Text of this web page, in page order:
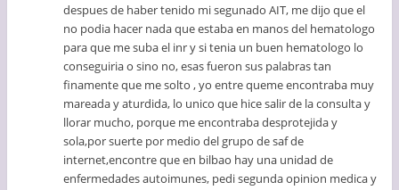
despues de haber tenido mi segunado AIT, me dijo que el
no podia hacer nada que estaba en manos del hematologo
para que me suba el inr y si tenia un buen hematologo lo
conseguiria o sino no, esas fueron sus palabras tan
finamente que me solto , yo entre queme encontraba muy
mareada y aturdida, lo unico que hice salir de la consulta y
llorar mucho, porque me encontraba desprotejida y
sola,por suerte por medio del grupo de saf de
internet,encontre que en bilbao hay una unidad de
enfermedades autoimunes, pedi segunda opinion medica y